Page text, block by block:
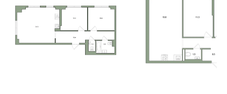
создадим проект
вместе с нами?